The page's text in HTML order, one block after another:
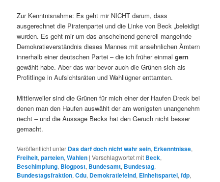
Zur Kenntnisnahme: Es geht mir NICHT darum, dass
ausgerechnet die Piratenpartei und die Linke von Beck „beleidigt
wurden. Es geht mir um das anscheinend generell mangelnde
Demokratieverständnis dieses Mannes mit ansehnlichen Ämtern
innerhalb einer deutschen Partei – die ich früher einmalgern
gewählt habe. Aber das war bevor auch die Grünen sich als
Profitlinge in Aufsichtsräten und Wahllügner enttarnten.
Mittlerweiler sind die Grünen für mich einer der Haufen Dreck bei
denen man den Haufen auswählt der am wenigsten unangenehm
riecht – und die Aussage Becks hat den Geruch nicht besser
gemacht.
Veröffentlicht unter Das darf doch nicht wahr sein, Erkenntnisse,
Freiheit,parteien,Wahlen |Verschlagwortet mit Beck,
Beschimpfung, Blogpost, Bundesamt, Bundestag,
Bundestagsfraktion,Cdu, Demokratiefeind, Einheitspartei,fdp,